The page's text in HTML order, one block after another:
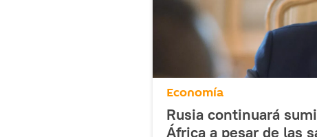
Economía
Rusia continuará
África a pesar de las